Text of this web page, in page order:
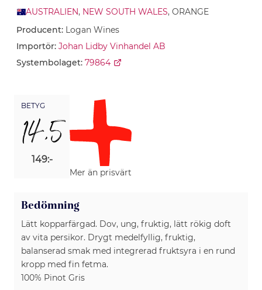
AUSTRALIEN, NEW SOUTH WALES, ORANGE
Producent: Logan Wines
Importör: Johan Lidby Vinhandel AB
Systembolaget: 79864
BETYG
14,5
149:-
Mer än prisvärt
Bedömning
Lätt kopparfärgad. Dov, ung, fruktig, lätt rökig doft
av vita persikor. Drygt medelfyllig, fruktig,
balanserad smak med integrerad fruktsyra i en rund
kropp med fin fetma.
100% Pinot Gris